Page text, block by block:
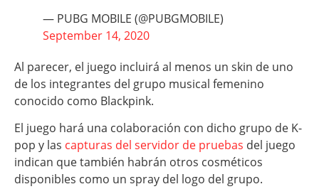
— PUBG MOBILE (@PUBGMOBILE)
September 14, 2020
Al parecer, el juego incluirá al menos un skin de uno
de los integrantes del grupo musical femenino
conocido como Blackpink.
El juego hará una colaboración con dicho grupo de K-
pop y las capturas del servidor de pruebas del juego
indican que también habrán otros cosméticos
disponibles como un spray del logo del grupo.